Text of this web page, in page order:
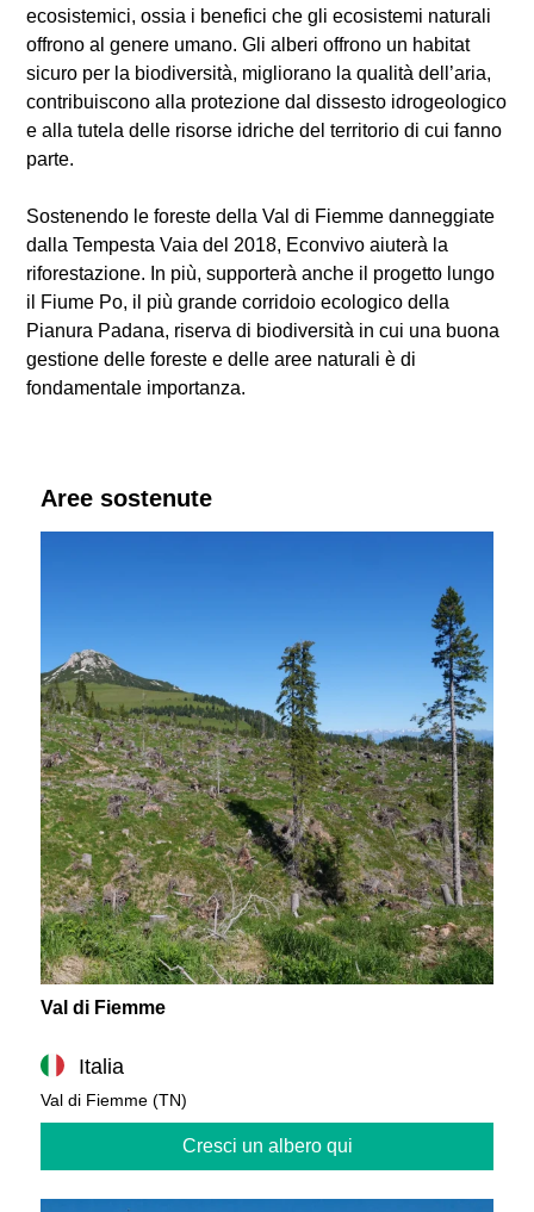
ecosistemici, ossia i benefici che gli ecosistemi naturali
offrono al genere umano. Gli alberi offrono un habitat
sicuro per la biodiversità, migliorano la qualità dell’aria,
contribuiscono alla protezione dal dissesto idrogeologico
e alla tutela delle risorse idriche del territorio di cui fanno
parte.
Sostenendo le foreste della Val di Fiemme danneggiate
dalla Tempesta Vaia del 2018, Econvivo aiuterà la
riforestazione. In più, supporterà anche il progetto lungo
il Fiume Po, il più grande corridoio ecologico della
Pianura Padana, riserva di biodiversità in cui una buona
gestione delle foreste e delle aree naturali è di
fondamentale importanza.
Aree sostenute
Val di Fiemme
Italia
Val di Fiemme (TN)
Cresci un albero qui